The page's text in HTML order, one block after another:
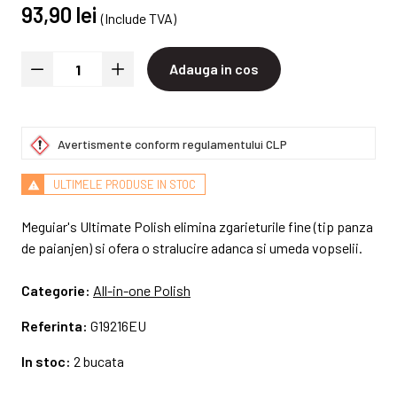
93,90 lei (Include TVA)
Adauga in cos
Avertismente conform regulamentului CLP
ULTIMELE PRODUSE IN STOC
Meguiar's Ultimate Polish elimina zgarieturile fine (tip panza
de paianjen) si ofera o stralucire adanca si umeda vopselii.
Categorie: All-in-one Polish
Referinta: G19216EU
In stoc: 2 bucata